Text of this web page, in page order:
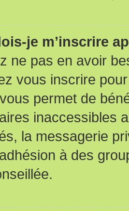
je m’inscrire
ne pas en avoir
vous inscrire
permet de
inaccessibles
la messagerie
à des